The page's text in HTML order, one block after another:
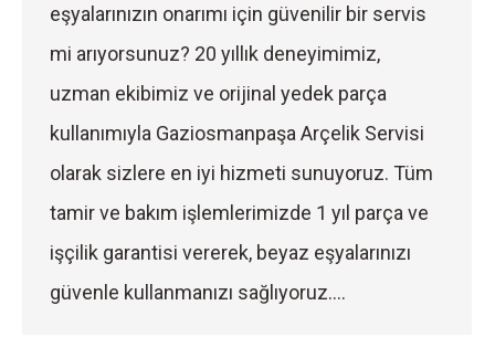
eşyalarınızın onarımı için güvenilir bir servis
mi arıyorsunuz? 20 yıllık deneyimimiz,
uzman ekibimiz ve orijinal yedek parça
kullanımıyla Gaziosmanpaşa Arçelik Servisi
olarak sizlere en iyi hizmeti sunuyoruz. Tüm
tamir ve bakım işlemlerimizde 1 yıl parça ve
işçilik garantisi vererek, beyaz eşyalarınızı
güvenle kullanmanızı sağlıyoruz.…